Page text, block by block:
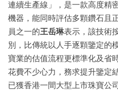
連續生產線」，是一款高度精
機器，能同時評估多顆鑽石且
員之一的王岳琳表示，該技術
別，比傳統以人手逐顆鑒定的
寶業的估值流程更標準化及省
花費不少心力，務求提升鑒定
已獲香港一間大型上市珠寶公